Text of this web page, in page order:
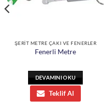
ŞERİT METRE ÇAKI VE FENERLER
Fenerli Metre
DEVAMINI OKU
Teklif Al